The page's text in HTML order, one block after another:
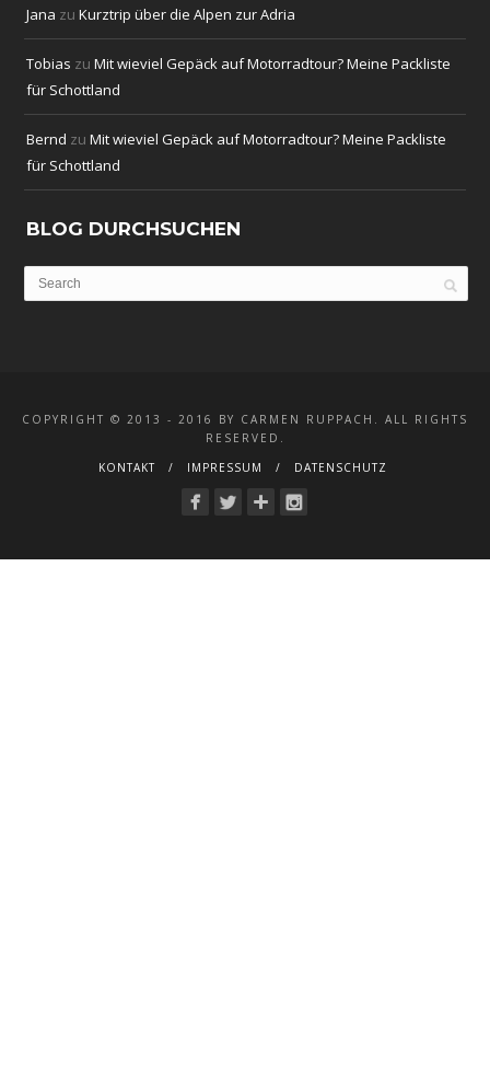
Jana zuKurztrip über die Alpen zur Adria
Tobias zuMit wieviel Gepäck auf Motorradtour? Meine Packliste
für Schottland
Bernd zuMit wieviel Gepäck auf Motorradtour? Meine Packliste
für Schottland
BLOG DURCHSUCHEN
COPYRIGHT © 2013 - 2016 BY CARMEN RUPPACH. ALL RIGHTS
RESERVED.
KONTAKT
IMPRESSUM DATENSCHUTZ